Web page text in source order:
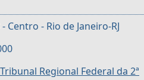
Centro - Rio de Janeiro-RJ
Regional Federal da 2ª